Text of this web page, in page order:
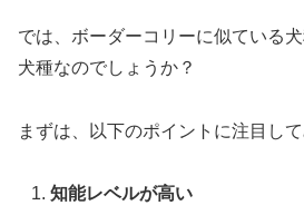
では、ボーダーコリーに似ている
犬種なのでしょうか？
まずは、以下のポイントに注目して
知能レベルが高い